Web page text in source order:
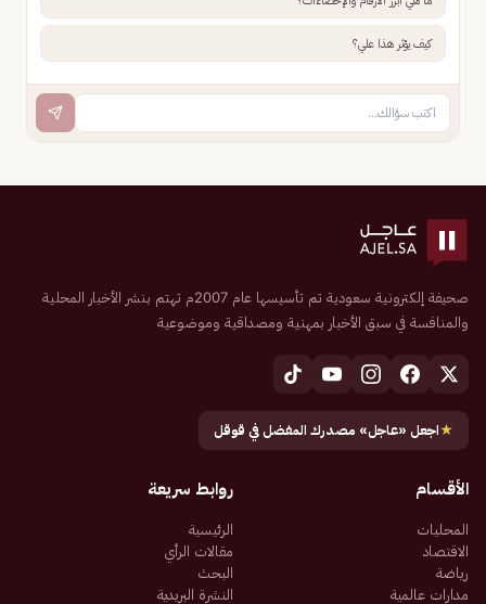
كيف يؤثر هذا علي؟
صحيفة إلكترونية سعودية تم تأسيسها عام 2007م تهتم بنشر الأخبار المحلية
والمنافسة في سبق الأخبار بمهنية ومصداقية وموضوعية
★اجعل «عاجل» مصدرك المفضل في قوقل
الأقسام
المحليات
الاقتصاد
رياضة
مدارات عالمية
روابط سريعة
الرئيسية
مقالات الرأي
البحث
النشرة البريدية